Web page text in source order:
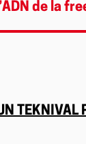
de la
TEKNIVAL